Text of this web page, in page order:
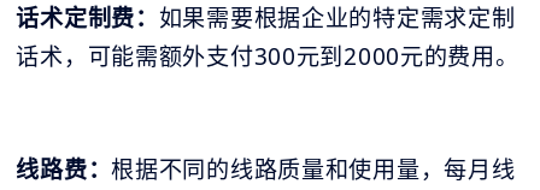
话术定制费： 如果需要根据企业的特定需求定制
话术，可能需额外支付300元到2000元的费用。
线路费：根据不同的线路质量和使用量，每月线